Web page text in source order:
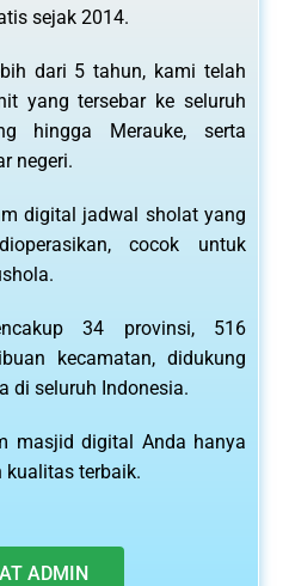
sejak 2014.
dari 5 tahun, kami telah
yang tersebar ke seluruh
hingga Merauke, serta
negeri.
digital jadwal sholat yang
cocok untuk
34 provinsi, 516
kecamatan, didukung
di seluruh Indonesia.
masjid digital Anda hanya
terbaik.
ADMIN